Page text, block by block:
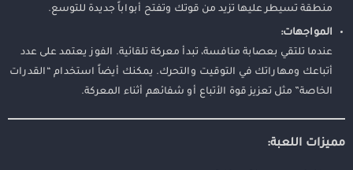
منطقة تسيطر عليها تزيد من قوتك وتفتح أبواباً جديدة للتوسع.
المواجهات:
عندما تلتقي بعصابة منافسة، تبدأ معركة تلقائية. الفوز يعتمد على عدد
أتباعك ومهاراتك في التوقيت والتحرك. يمكنك أيضاً استخدام “القدرات
الخاصة” مثل تعزيز قوة الأتباع أو شفائهم أثناء المعركة.
مميزات اللعبة: